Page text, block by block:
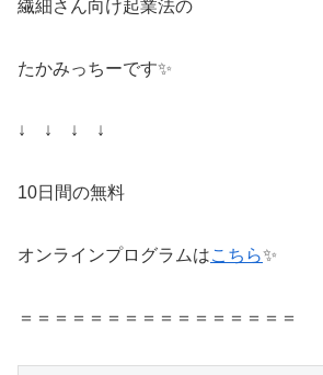
繊細さん向け起業法の
たかみっちーです✨
↓ ↓ ↓ ↓
10日間の無料
オンラインプログラムはこちら✨
＝＝＝＝＝＝＝＝＝＝＝＝＝＝＝＝